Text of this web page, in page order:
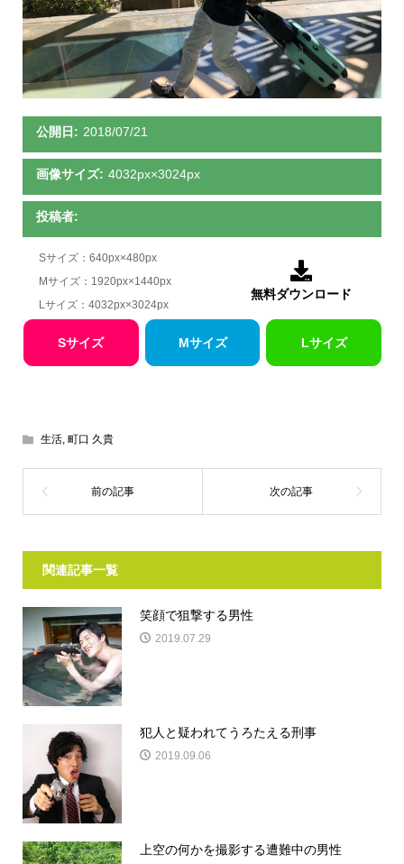
公開日: 2018/07/21
画像サイズ: 4032px×3024px
投稿者:
Sサイズ：640px×480px
Mサイズ：1920px×1440px
Lサイズ：4032px×3024px

無料ダウンロード
Sサイズ Mサイズ Lサイズ
生活, 町口 久貴
関連記事一覧
笑顔で狙撃する男性
2019.07.29
犯人と疑われてうろたえる刑事
2019.09.06
上空の何かを撮影する遭難中の男性